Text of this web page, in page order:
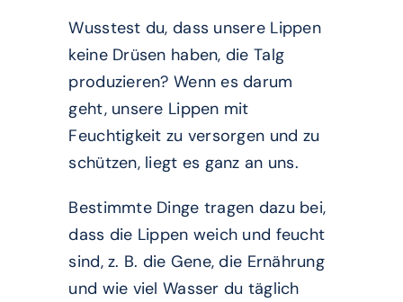
Wusstest du, dass unsere Lippen
keine Drüsen haben, die Talg
produzieren? Wenn es darum
geht, unsere Lippen mit
Feuchtigkeit zu versorgen und zu
schützen, liegt es ganz an uns.
Bestimmte Dinge tragen dazu bei,
dass die Lippen weich und feucht
sind, z. B. die Gene, die Ernährung
und wie viel Wasser du täglich